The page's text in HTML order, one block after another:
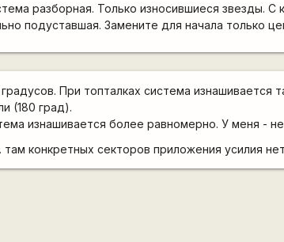
разборная. Только износившиеся звезды. С
подуставшая. Замените для начала только
При топталках система изнашивается
(180 град).
изнашивается более равномерно. У меня - не
конкретных секторов приложения усилия